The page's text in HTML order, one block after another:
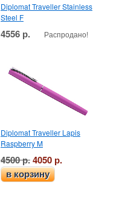
Diplomat Traveller Stainless
Steel F
4556 р. Распродано!
Diplomat Traveller Lapis
Raspberry M
4500 р.4050 р.
в корзину